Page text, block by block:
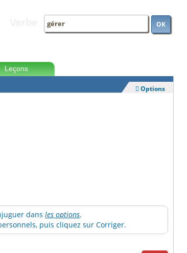
OK
Leçons
 Options
dansles options.
puis cliquez sur Corriger.